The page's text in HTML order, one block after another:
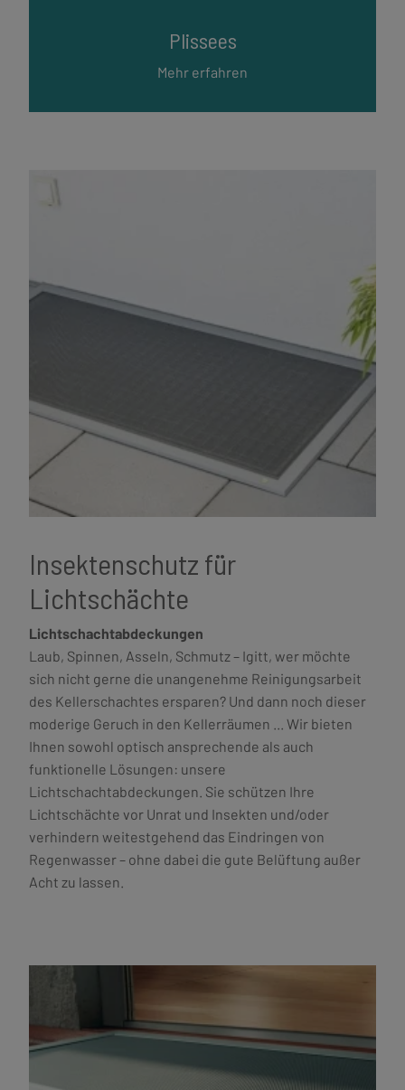
Plissees
Mehr erfahren
Insektenschutz für
Lichtschächte
Lichtschachtabdeckungen
Laub, Spinnen, Asseln, Schmutz – Igitt, wer möchte
sich nicht gerne die unangenehme Reinigungsarbeit
des Kellerschachtes ersparen? Und dann noch dieser
moderige Geruch in den Kellerräumen ... Wir bieten
Ihnen sowohl optisch ansprechende als auch
funktionelle Lösungen: unsere
Lichtschachtabdeckungen. Sie schützen Ihre
Lichtschächte vor Unrat und Insekten und/oder
verhindern weitestgehend das Eindringen von
Regenwasser – ohne dabei die gute Belüftung außer
Acht zu lassen.